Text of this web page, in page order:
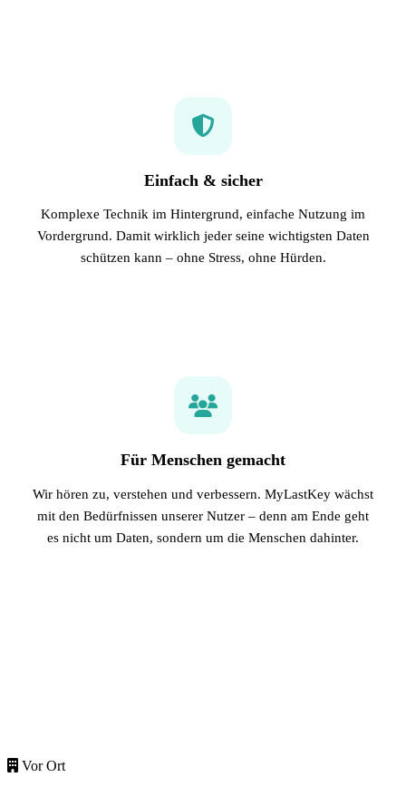
Einfach & sicher
Komplexe Technik im Hintergrund, einfache Nutzung im
Vordergrund. Damit wirklich jeder seine wichtigsten Daten
schützen kann – ohne Stress, ohne Hürden.
Für Menschen gemacht
Wir hören zu, verstehen und verbessern. MyLastKey wächst
mit den Bedürfnissen unserer Nutzer – denn am Ende geht
es nicht um Daten, sondern um die Menschen dahinter.
Vor Ort